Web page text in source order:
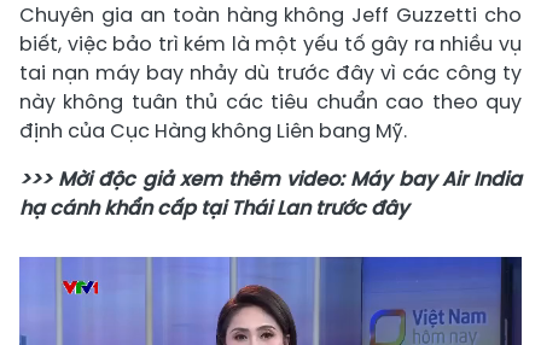
Chuyên gia an toàn hàng không Jeff Guzzetti cho
biết, việc bảo trì kém là một yếu tố gây ra nhiều vụ
tai nạn máy bay nhảy dù trước đây vì các công ty
này không tuân thủ các tiêu chuẩn cao theo quy
định của Cục Hàng không Liên bang Mỹ.
>>> Mời độc giả xem thêm video: Máy bay Air India
hạ cánh khẩn cấp tại Thái Lan trước đây